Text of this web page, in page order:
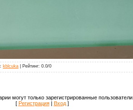
: kblcuka Рейтинг: 0.0/0
могут только зарегистрированные пользователи.
[ Регистрация| Вход]